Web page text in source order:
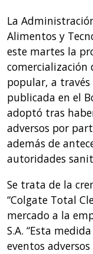
La
Alimentos y
este martes la
comercialización
popular, a través
publicada en el
adoptó tras
adversos por
además de
autoridades
Se trata de la
“Colgate Total
mercado a la
S.A. “Esta
eventos